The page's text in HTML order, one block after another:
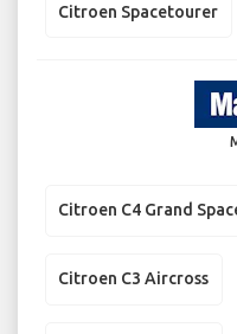
Citroen Spacetourer
Citroen C4 Grand
Citroen C3 Aircross